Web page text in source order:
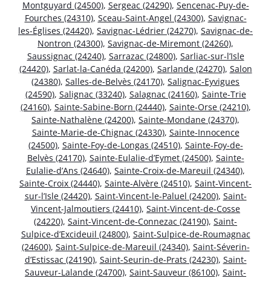
Montguyard (24500), Sergeac (24290), Sencenac-Puy-de-
Fourches (24310), Sceau-Saint-Angel (24300), Savignac-
les-Églises (24420), Savignac-Lédrier (24270), Savignac-de-
Nontron (24300), Savignac-de-Miremont (24260),
Saussignac (24240), Sarrazac (24800), Sarliac-sur-l’Isle
(24420), Sarlat-la-Canéda (24200), Sarlande (24270), Salon
(24380), Salles-de-Belvès (24170), Salignac-Eyvigues
(24590), Salignac (33240), Salagnac (24160), Sainte-Trie
(24160), Sainte-Sabine-Born (24440), Sainte-Orse (24210),
Sainte-Nathalène (24200), Sainte-Mondane (24370),
Sainte-Marie-de-Chignac (24330), Sainte-Innocence
(24500), Sainte-Foy-de-Longas (24510), Sainte-Foy-de-
Belvès (24170), Sainte-Eulalie-d’Eymet (24500), Sainte-
Eulalie-d’Ans (24640), Sainte-Croix-de-Mareuil (24340),
Sainte-Croix (24440), Sainte-Alvère (24510), Saint-Vincent-
sur-l’Isle (24420), Saint-Vincent-le-Paluel (24200), Saint-
Vincent-Jalmoutiers (24410), Saint-Vincent-de-Cosse
(24220), Saint-Vincent-de-Connezac (24190), Saint-
Sulpice-d’Excideuil (24800), Saint-Sulpice-de-Roumagnac
(24600), Saint-Sulpice-de-Mareuil (24340), Saint-Séverin-
d’Estissac (24190), Saint-Seurin-de-Prats (24230), Saint-
Sauveur-Lalande (24700), Saint-Sauveur (86100), Saint-